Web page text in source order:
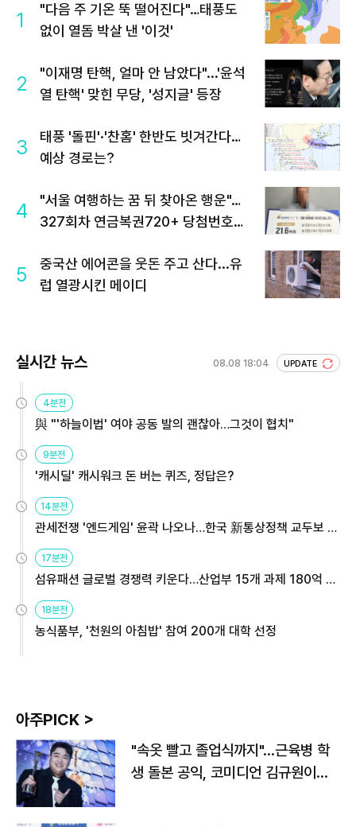
1
"다음 주 기온 뚝 떨어진다"…태풍도
없이 열돔 박살 낸 '이것'
2
"이재명 탄핵, 얼마 안 남았다"...'윤석
열 탄핵' 맞힌 무당, '성지글' 등장
3
태풍 '돌핀'·'찬홈' 한반도 빗겨간다…
예상 경로는?
4
"서울 여행하는 꿈 뒤 찾아온 행운"…
327회차 연금복권720+ 당첨번호조
5
중국산 에어콘을 웃돈 주고 산다...유
럽 열광시킨 메이디
실시간 뉴스 08.08 18:04 UPDATE
4분전
與 "'하늘이법' 여야 공동 발의 괜찮아…그것이 협치"
9분전
'캐시딜' 캐시워크 돈 버는 퀴즈, 정답은?
14분전
관세전쟁 '엔드게임' 윤곽 나오나…한국 新통상정책 교두보 활
용해야
17분전
섬유패션 글로벌 경쟁력 키운다…산업부 15개 과제 180억 지
원
18분전
농식품부, '천원의 아침밥' 참여 200개 대학 선정
아주PICK >
"속옷 빨고 졸업식까지"…근육병 학
생 돌본 공익, 코미디언 김규원이었